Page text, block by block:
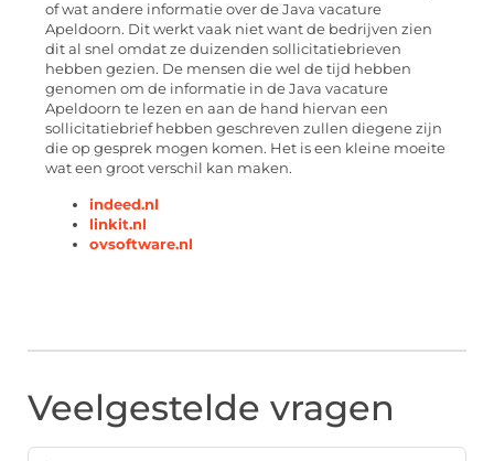
of wat andere informatie over de Java vacature
Apeldoorn. Dit werkt vaak niet want de bedrijven zien
dit al snel omdat ze duizenden sollicitatiebrieven
hebben gezien. De mensen die wel de tijd hebben
genomen om de informatie in de Java vacature
Apeldoorn te lezen en aan de hand hiervan een
sollicitatiebrief hebben geschreven zullen diegene zijn
die op gesprek mogen komen. Het is een kleine moeite
wat een groot verschil kan maken.
indeed.nl
linkit.nl
ovsoftware.nl
Veelgestelde vragen